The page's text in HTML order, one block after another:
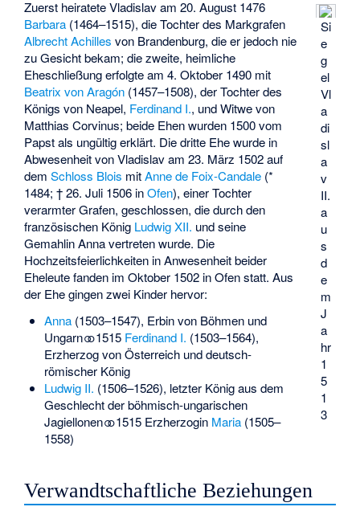
Si
e
g
el
Vl
a
di
sl
a
v
II.
a
u
s
d
e
m
J
a
hr
1
5
1
3
Zuerst heiratete Vladislav am 20. August 1476
Barbara (1464–1515), die Tochter des Markgrafen
Albrecht Achilles von Brandenburg, die er jedoch nie
zu Gesicht bekam; die zweite, heimliche
Eheschließung erfolgte am 4. Oktober 1490 mit
Beatrix von Aragón (1457–1508), der Tochter des
Königs von Neapel, Ferdinand I., und Witwe von
Matthias Corvinus; beide Ehen wurden 1500 vom
Papst als ungültig erklärt. Die dritte Ehe wurde in
Abwesenheit von Vladislav am 23. März 1502 auf
demSchloss Blois mitAnne de Foix-Candale (*
1484; † 26. Juli 1506 inOfen), einer Tochter
verarmter Grafen, geschlossen, die durch den
französischen König Ludwig XII. und seine
Gemahlin Anna vertreten wurde. Die
Hochzeitsfeierlichkeiten in Anwesenheit beider
Eheleute fanden im Oktober 1502 in Ofen statt. Aus
der Ehe gingen zwei Kinder hervor:
Anna(1503–1547), Erbin von Böhmen und
Ungarn ⚭ 1515 Ferdinand I. (1503–1564),
Erzherzog von Österreich und deutsch-
römischer König
Ludwig II. (1506–1526), letzter König aus dem
Geschlecht der böhmisch-ungarischen
Jagiellonen ⚭ 1515 Erzherzogin Maria(1505–
1558)
Verwandtschaftliche Beziehungen